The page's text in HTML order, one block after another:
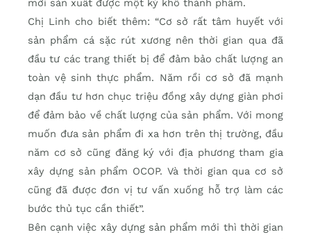
mới sản xuất được một ký khô thành phẩm.
Chị Linh cho biết thêm: “Cơ sở rất tâm huyết với
sản phẩm cá sặc rút xương nên thời gian qua đã
đầu tư các trang thiết bị để đảm bảo chất lượng an
toàn vệ sinh thực phẩm. Năm rồi cơ sở đã mạnh
dạn đầu tư hơn chục triệu đồng xây dựng giàn phơi
để đảm bảo về chất lượng của sản phẩm. Với mong
muốn đưa sản phẩm đi xa hơn trên thị trường, đầu
năm cơ sở cũng đăng ký với địa phương tham gia
xây dựng sản phẩm OCOP. Và thời gian qua cơ sở
cũng đã được đơn vị tư vấn xuống hỗ trợ làm các
bước thủ tục cần thiết”.
Bên cạnh việc xây dựng sản phẩm mới thì thời gian